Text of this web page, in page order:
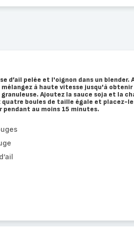
d’ail pelée et l'oignon dans un blender.
à haute vitesse jusqu'à obtenir
Ajoutez la sauce soja et la
boules de taille égale et placez-
au moins 15 minutes.